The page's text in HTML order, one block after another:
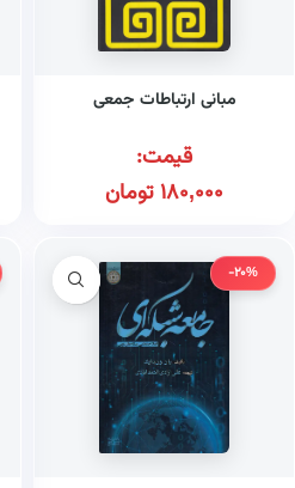
مبانی ارتباطات جمعی
قیمت:
180,000تومان
-20%